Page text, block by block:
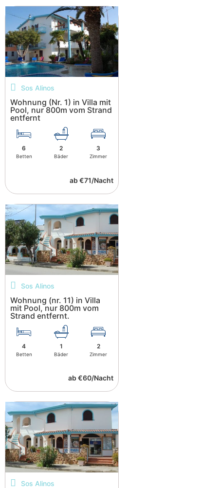
Sos Alinos
Wohnung (Nr. 1) in Villa mit
Pool, nur 800m vom Strand
entfernt
6
Betten
2
Bäder
3
Zimmer
ab €71/Nacht
Sos Alinos
Wohnung (nr. 11) in Villa
mit Pool, nur 800m vom
Strand entfernt.
4
Betten
1
Bäder
2
Zimmer
ab €60/Nacht
Sos Alinos